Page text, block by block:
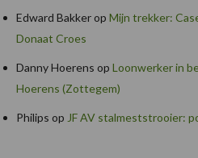
Edward Bakkerop Mijn trekker:
Donaat Croes
Danny Hoerens op Loonwerker in
Hoerens (Zottegem)
Philips op JF AV stalmeststrooier: